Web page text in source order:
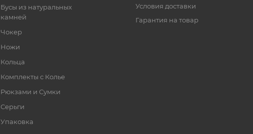
Бусы из натуральных
камней
Чокер
Ножи
Кольца
Комплекты с Колье
Рюкзами и Сумки
Серьги
Упаковка
Условия доставки
Гарантия на товар